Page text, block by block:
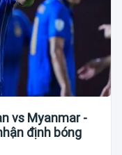
vs Myanmar -
định bóng